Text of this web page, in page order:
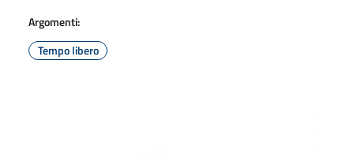
Argomenti:
Tempo libero